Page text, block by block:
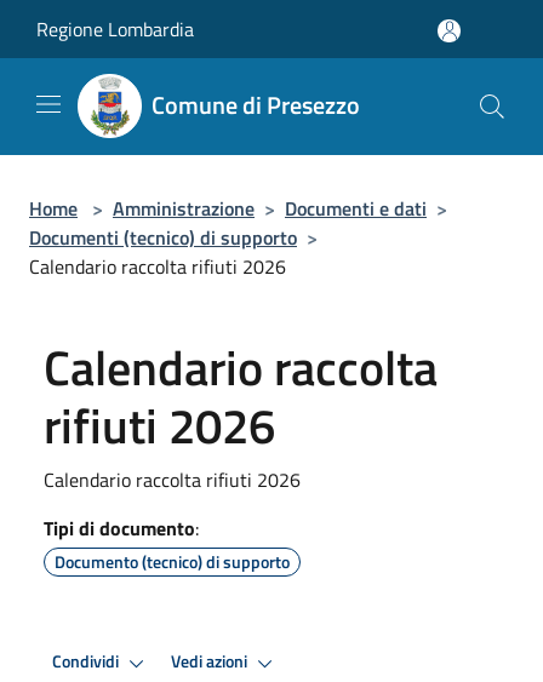
Regione Lombardia
Comune di Presezzo
Home > Amministrazione > Documenti e dati >
Documenti (tecnico) di supporto >
Calendario raccolta rifiuti 2026
Calendario raccolta
rifiuti 2026
Calendario raccolta rifiuti 2026
Tipi di documento:
Documento (tecnico) di supporto
Condividi Vedi azioni